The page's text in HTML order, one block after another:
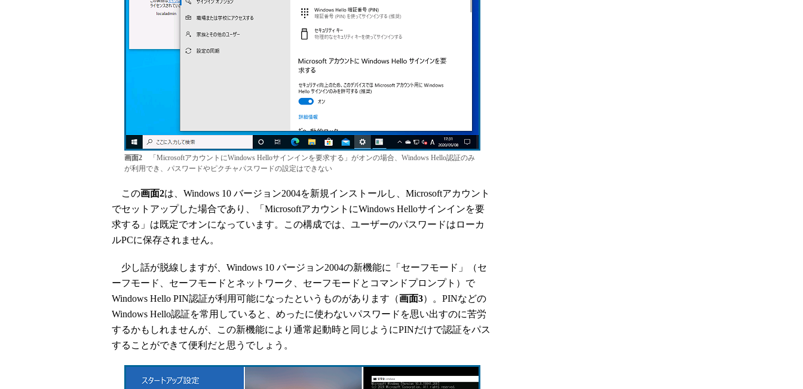
画面2「MicrosoftアカウントにWindows Helloサインインを要求する」がオンの場合、Windows Hello認証のみ
が利用でき、パスワードやピクチャパスワードの設定はできない
この画面2は、Windows 10 バージョン2004を新規インストールし、Microsoftアカウント
でセットアップした場合であり、「MicrosoftアカウントにWindows Helloサインインを要
求する」は既定でオンになっています。この構成では、ユーザーのパスワードはローカ
ルPCに保存されません。
少し話が脱線しますが、Windows 10 バージョン2004の新機能に「セーフモード」（セ
ーフモード、セーフモードとネットワーク、セーフモードとコマンドプロンプト）で
Windows Hello PIN認証が利用可能になったというものがあります（画面3）。PINなどの
Windows Hello認証を常用していると、めったに使わないパスワードを思い出すのに苦労
するかもしれませんが、この新機能により通常起動時と同じようにPINだけで認証をパス
することができて便利だと思うでしょう。